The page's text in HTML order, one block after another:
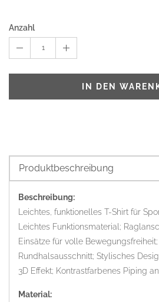
Anzahl
1
IN DEN
Produktbeschreibung
Beschreibung:
Leichtes, funktionelles T-Shirt für
Leichtes Funktionsmaterial;
Einsätze für volle
Rundhalsausschnitt; Stylisches
3D Effekt; Kontrastfarbenes Piping
Material: